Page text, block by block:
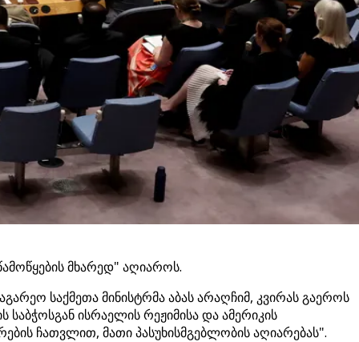
მხარედ" აღიაროს.
საქმეთა მინისტრმა აბას არაღჩიმ, კვირას გაეროს
ისრაელის რეჟიმისა და ამერიკის
ჩათვლით, მათი პასუხისმგებლობის აღიარებას".